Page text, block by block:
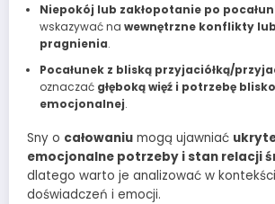
Niepokój lub zakłopotanie po
wskazywać na wewnętrzne konflikty
pragnienia.
Pocałunek z bliską przyjaciółką/
oznaczać głęboką więź i potrzebę
emocjonalnej.
Sny o całowaniu mogą ujawniać
emocjonalne potrzeby i stan relacji
dlatego warto je analizować w
doświadczeń i emocji.